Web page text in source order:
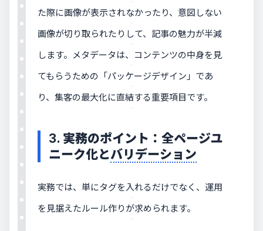
た際に画像が表示されなかったり、意図しない
画像が切り取られたりして、記事の魅力が半減
します。メタデータは、コンテンツの中身を見
てもらうための「パッケージデザイン」であ
り、集客の最大化に直結する重要項目です。
3. 実務のポイント：全ページユ
ニーク化とバリデーション
実務では、単にタグを入れるだけでなく、運用
を見据えたルール作りが求められます。